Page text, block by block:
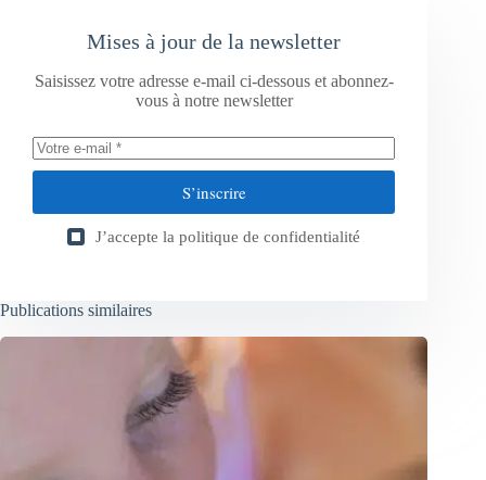
Mises à jour de la newsletter
Saisissez votre adresse e-mail ci-dessous et abonnez-
vous à notre newsletter
S’inscrire
J’accepte la politique de confidentialité
Publications similaires